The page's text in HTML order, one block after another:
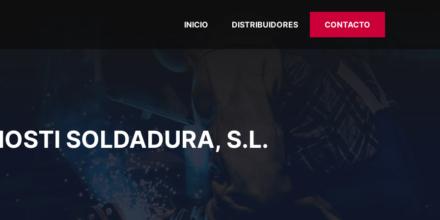
INICIO DISTRIBUIDORES CONTACTO
SOLDADURA, S.L.